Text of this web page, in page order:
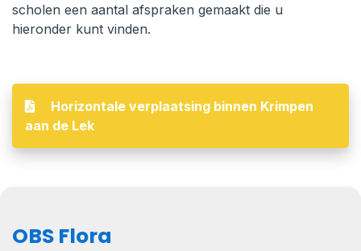
scholen een aantal afspraken gemaakt die u
hieronder kunt vinden.
Horizontale verplaatsing binnen Krimpen
aan de Lek
OBS Flora